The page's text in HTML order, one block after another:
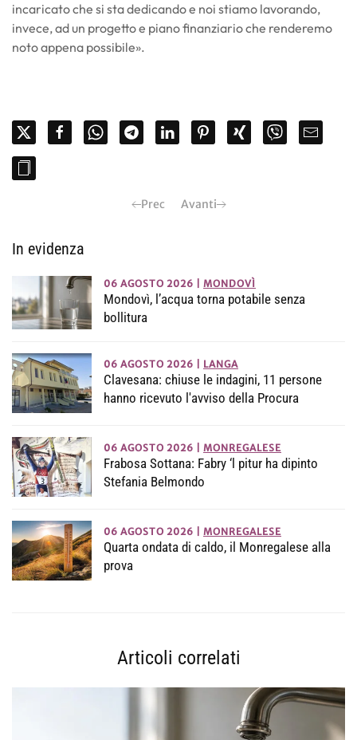
incaricato che si sta dedicando e noi stiamo lavorando,
invece, ad un progetto e piano finanziario che renderemo
noto appena possibile».
Prec Avanti
In evidenza
06 AGOSTO 2026 MONDOVÌ
Mondovì, l’acqua torna potabile senza
bollitura
06 AGOSTO 2026 LANGA
Clavesana: chiuse le indagini, 11 persone
hanno ricevuto l'avviso della Procura
06 AGOSTO 2026 MONREGALESE
Frabosa Sottana: Fabry ‘l pitur ha dipinto
Stefania Belmondo
06 AGOSTO 2026 MONREGALESE
Quarta ondata di caldo, il Monregalese alla
prova
Articoli correlati